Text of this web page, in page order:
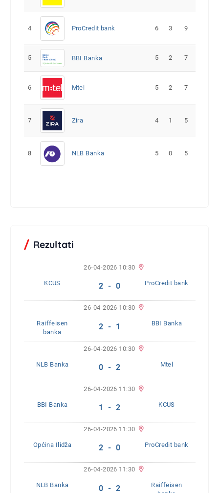
4 ProCredit bank 6 3 9
5 BBI Banka 5 2 7
6 Mtel 5 2 7
7 Zira 4 1 5
8 NLB Banka 5 0 5
Rezultati
26-04-2026 10:30
KCUS 2 - 0 ProCredit bank
26-04-2026 10:30
Raiffeisen
banka
2 - 1 BBI Banka
26-04-2026 10:30
NLB Banka 0 - 2 Mtel
26-04-2026 11:30
BBI Banka 1 - 2 KCUS
26-04-2026 11:30
Općina Ilidža 2 - 0 ProCredit bank
26-04-2026 11:30
NLB Banka 0 - 2
Raiffeisen